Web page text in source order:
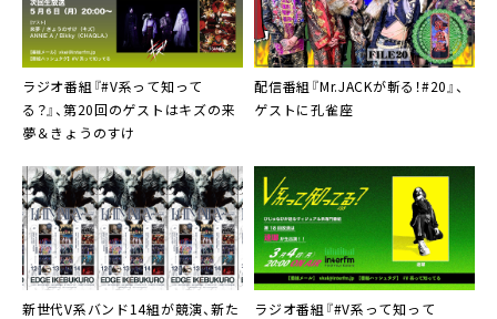
ラジオ番組『#V系って知って
る？』、第20回のゲストはキズの来
夢＆きょうのすけ
配信番組『Mr.JACKが斬る！#20』、
ゲストに孔雀座
新世代V系バンド14組が競演、新た
ラジオ番組『#V系って知って